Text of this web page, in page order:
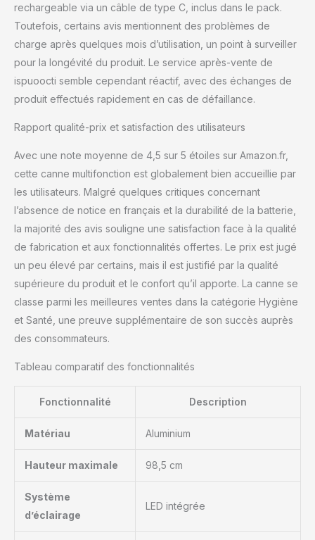
intégrée qui peut être
chargée en 2 heures et
30 jours. [Réglage
télescopique à dix
niveaux, réglage
scientifique de la
télescopique à dix
est proche d'un réglage
scientifique de la latitude
aux normes de santé
osseuse des personnes
âgées et aide les
personnes âgées à
maintenir une forme
saine de la colonne
vertébrale. Cette canne
de marche réglable en
hauteur convient aux
[Processus de moulage
un corps en alliage
et renforcé, et l'anneau
est verrouillé dans deux
processus de moulage
rechargeable via un câble de type C, inclus dans le pack.
Toutefois, certains avis mentionnent des problèmes de
charge après quelques mois d’utilisation, un point à surveiller
pour la longévité du produit. Le service après-vente de
ispuoocti semble cependant réactif, avec des échanges de
produit effectués rapidement en cas de défaillance.
Rapport qualité-prix et satisfaction des utilisateurs
Avec une note moyenne de 4,5 sur 5 étoiles sur Amazon.fr,
cette canne multifonction est globalement bien accueillie par
les utilisateurs. Malgré quelques critiques concernant
l’absence de notice en français et la durabilité de la batterie,
la majorité des avis souligne une satisfaction face à la qualité
de fabrication et aux fonctionnalités offertes. Le prix est jugé
un peu élevé par certains, mais il est justifié par la qualité
supérieure du produit et le confort qu’il apporte. La canne se
classe parmi les meilleures ventes dans la catégorie Hygiène
et Santé, une preuve supplémentaire de son succès auprès
des consommateurs.
Tableau comparatif des fonctionnalités
Fonctionnalité Description
Matériau Aluminium
Hauteur maximale 98,5 cm
Système
d’éclairage
LED intégrée